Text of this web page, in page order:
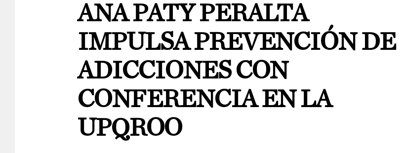
ANA PATY PERALTA
IMPULSA PREVENCIÓN DE
ADICCIONES CON
CONFERENCIA EN LA
UPQROO